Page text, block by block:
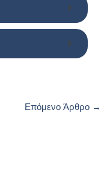
Επόμενο Άρθρο →